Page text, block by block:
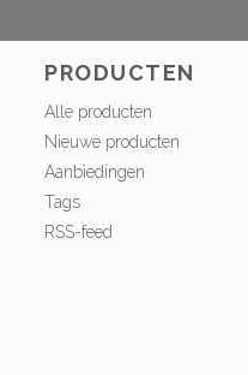
PRODUCTEN
Alle producten
Nieuwe producten
Aanbiedingen
Tags
RSS-feed